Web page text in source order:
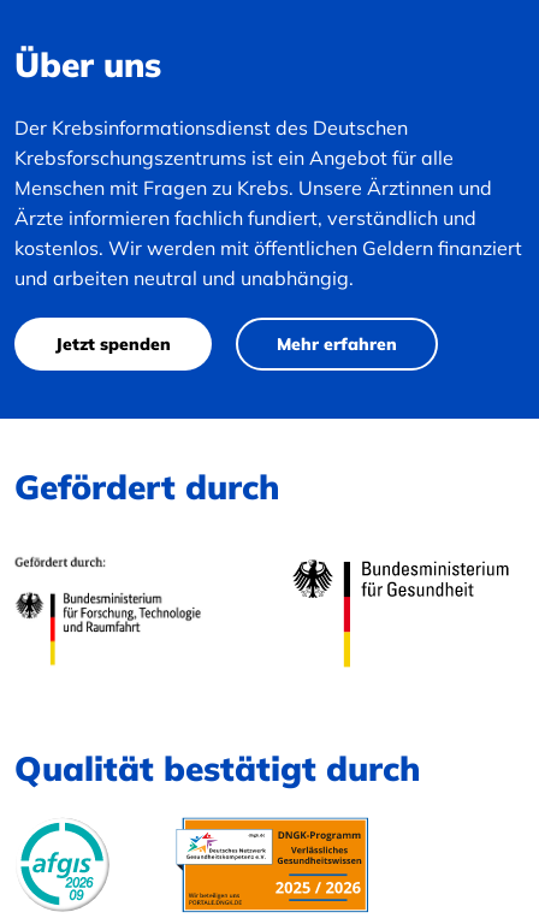
Über uns
Der Krebsinformationsdienst des Deutschen
Krebsforschungszentrums ist ein Angebot für alle
Menschen mit Fragen zu Krebs. Unsere Ärztinnen und
Ärzte informieren fachlich fundiert, verständlich und
kostenlos. Wir werden mit öffentlichen Geldern finanziert
und arbeiten neutral und unabhängig.
Jetzt spenden Mehr erfahren
Gefördert durch
Qualität bestätigt durch